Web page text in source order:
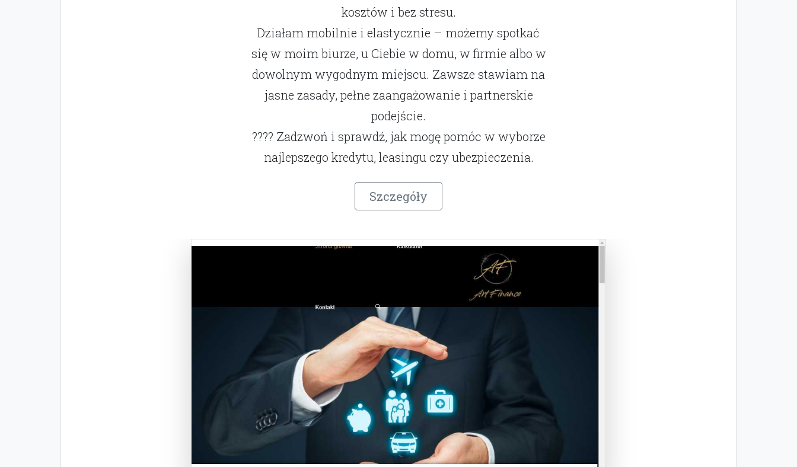
kosztów i bez stresu.
Działam mobilnie i elastycznie – możemy spotkać
się w moim biurze, u Ciebie w domu, w firmie albo w
dowolnym wygodnym miejscu. Zawsze stawiam na
jasne zasady, pełne zaangażowanie i partnerskie
podejście.
???? Zadzwoń i sprawdź, jak mogę pomóc w wyborze
najlepszego kredytu, leasingu czy ubezpieczenia.
Szczegóły